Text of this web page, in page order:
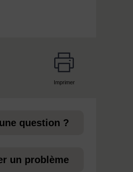
Imprimer
question ?
un problème